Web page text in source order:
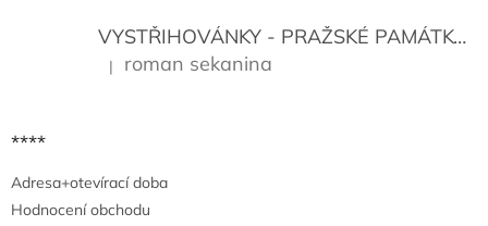
VYSTŘIHOVÁNKY - PRAŽSKÉ PAMÁTKY
Hodnocení produktu je 5 z 5 hvězdiček.
| roman sekanina
****
Adresa+otevírací doba
Hodnocení obchodu